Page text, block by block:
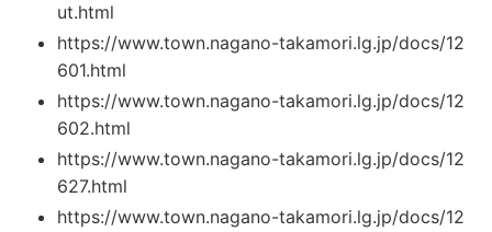
ut.html
https://www.town.nagano-takamori.lg.jp/docs/12
601.html
https://www.town.nagano-takamori.lg.jp/docs/12
602.html
https://www.town.nagano-takamori.lg.jp/docs/12
627.html
https://www.town.nagano-takamori.lg.jp/docs/12